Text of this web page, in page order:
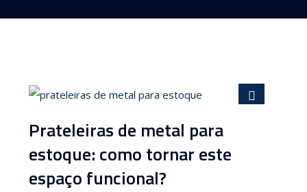
Prateleiras de metal para
estoque: como tornar este
espaço funcional?